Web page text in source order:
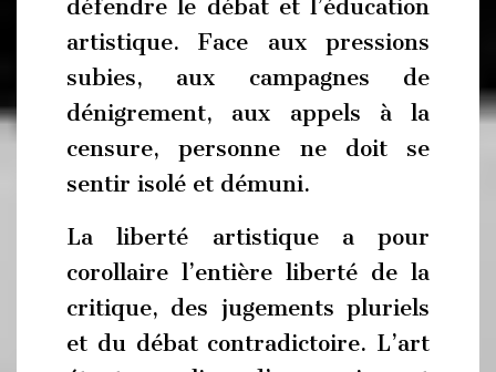
défendre le débat et l’éducation
artistique. Face aux pressions
subies, aux campagnes de
dénigrement, aux appels à la
censure, personne ne doit se
sentir isolé et démuni.
La liberté artistique a pour
corollaire l’entière liberté de la
critique, des jugements pluriels
et du débat contradictoire. L’art